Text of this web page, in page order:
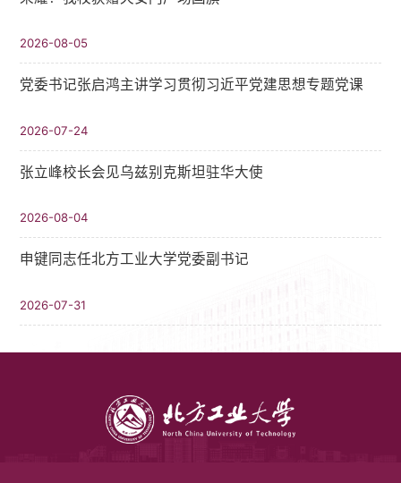
2026-08-05
党委书记张启鸿主讲学习贯彻习近平党建思想专题党课
2026-07-24
张立峰校长会见乌兹别克斯坦驻华大使
2026-08-04
申键同志任北方工业大学党委副书记
2026-07-31